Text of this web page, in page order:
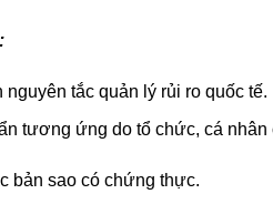
tắc quản lý rủi ro quốc tế.
tương ứng do tổ chức, cá
bản sao có chứng thực.